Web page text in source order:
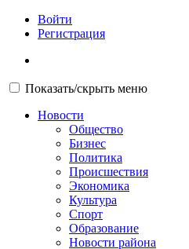
Войти
Регистрация
Показать/скрыть меню
Новости
Общество
Бизнес
Политика
Происшествия
Экономика
Культура
Спорт
Образование
Новости района